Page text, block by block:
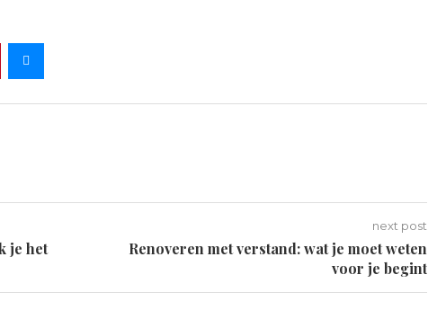
je het
next post
Renoveren met verstand: wat je moet weten
voor je begint